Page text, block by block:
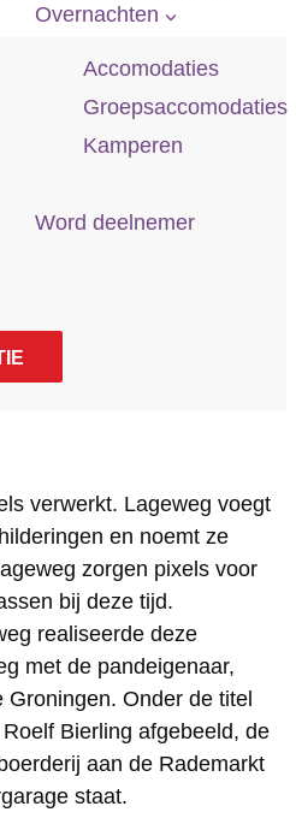
Overnachten
Accomodaties
Groepsaccomodaties
Kamperen
Word deelnemer
verwerkt. Lageweg voegt
en noemt ze
zorgen pixels voor
bij deze tijd.
realiseerde deze
met de pandeigenaar,
Onder de titel
Bierling afgebeeld, de
aan de Rademarkt
staat.